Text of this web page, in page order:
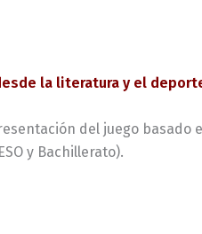
la literatura y el
del juego basado
y Bachillerato).